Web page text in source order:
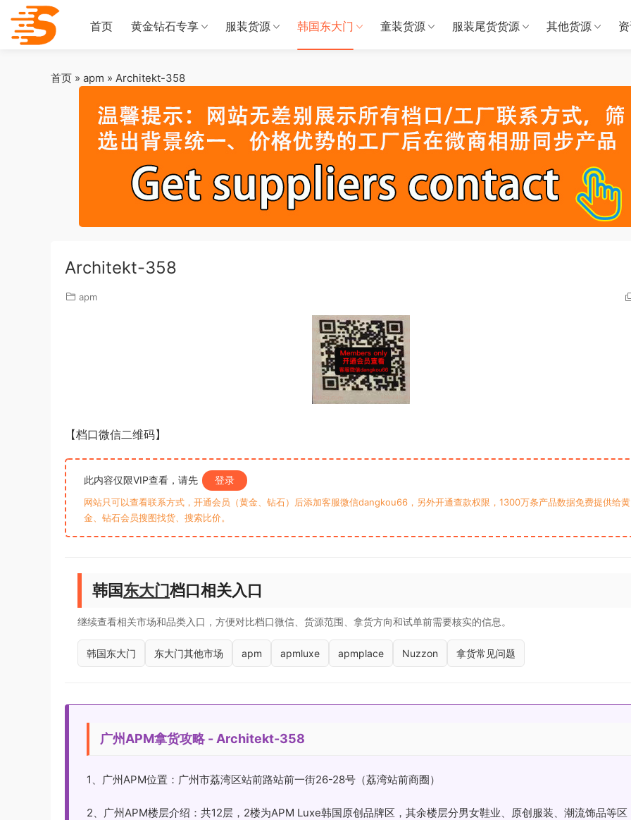
首页 黄金钻石专享 服装货源 韩国东大门 童装货源 服装尾货货源 其他货源
首页 » apm » Architekt-358
Architekt-358
apm
【档口微信二维码】
此内容仅限VIP查看，请先 登录
网站只可以查看联系方式，开通会员（黄金、钻石）后添加客服微信dangkou66，另外开通查款权限，1300万条产品数据免费提供给黄
金、钻石会员搜图找货、搜索比价。
韩国东大门档口相关入口
继续查看相关市场和品类入口，方便对比档口微信、货源范围、拿货方向和试单前需要核实的信息。
韩国东大门 东大门其他市场 apm apmluxe apmplace Nuzzon 拿货常见问题
广州APM拿货攻略 - Architekt-358
1、广州APM位置：广州市荔湾区站前路站前一街26-28号（荔湾站前商圈）
2、广州APM楼层介绍：共12层，2楼为APM Luxe韩国原创品牌区，其余楼层分男女鞋业、原创服装、潮流饰品等区